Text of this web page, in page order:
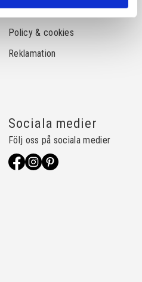
Köpvillkor
Policy & cookies
Reklamation
Sociala medier
Följ oss på sociala medier